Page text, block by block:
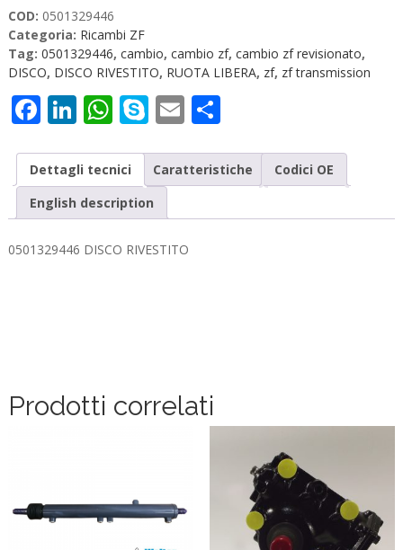
quantità
COD: 0501329446
Categoria: Ricambi ZF
Tag: 0501329446, cambio, cambio zf, cambio zf revisionato,
DISCO, DISCO RIVESTITO, RUOTA LIBERA, zf, zf transmission
Facebook
LinkedIn
WhatsApp
Skype
EmailCondividi
Dettagli tecnici Caratteristiche
Codici OE
English description
0501329446 DISCO RIVESTITO
Prodotti correlati